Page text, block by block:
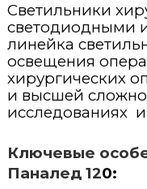
Аспираторы
Дефибрилляторы
Рециркуляторы-
Концентраторы
Автоклавы
Камеры для трупов
Расходные
Анестезиология и
Утилизация
Ветеринария
Переносные
Светильники
светодиодными
линейка
освещения
хирургических
и высшей
исследованиях и
Ключевые
Паналед 120: